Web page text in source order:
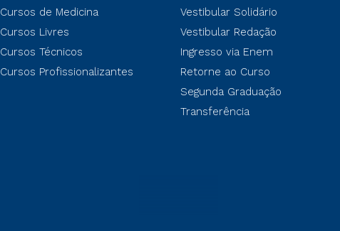
Cursos de Medicina
Cursos Livres
Cursos Técnicos
Cursos Profissionalizantes
Vestibular Solidário
Vestibular Redação
Ingresso via Enem
Retorne ao Curso
Segunda Graduação
Transferência